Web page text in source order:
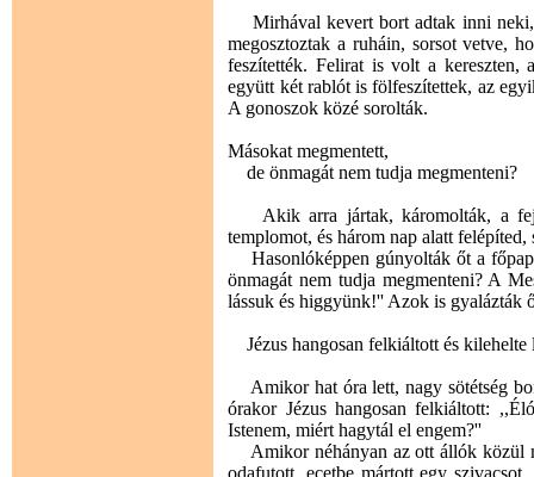
Mirhával kevert bort adtak inni neki,
megosztoztak a ruháin, sorsot vetve,
feszítették. Felirat is volt a kereszten,
együtt két rablót is fölfeszítettek, az
A gonoszok közé sorolták.
Másokat megmentett,
de önmagát nem tudja megmenteni?
Akik arra jártak, káromolták, a
templomot, és három nap alatt
Hasonlóképpen gúnyolták őt a
önmagát nem tudja megmenteni? A
lássuk és higgyünk!'' Azok is gyalázták
Jézus hangosan felkiáltott és kilehelte
Amikor hat óra lett, nagy sötétség
órakor Jézus hangosan felkiáltott:
Istenem, miért hagytál el engem?''
Amikor néhányan az ott állók közül
odafutott, ecetbe mártott egy